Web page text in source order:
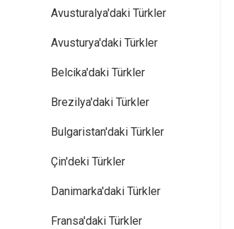
Avusturalya'daki Türkler
Avusturya'daki Türkler
Belcika'daki Türkler
Brezilya'daki Türkler
Bulgaristan'daki Türkler
Çin'deki Türkler
Danimarka'daki Türkler
Fransa'daki Türkler